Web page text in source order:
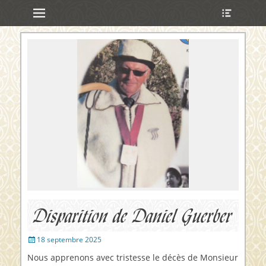
Menu principal
Aller
au
contenu
tête
Disparition de Daniel Guerber
Publié18 septembre 2025
Nous apprenons avec tristesse le décès de Monsieur